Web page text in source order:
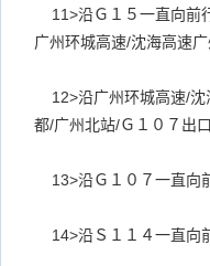
11>沿Ｇ１５一直向前
广州环城高速/沈海高速
12>沿广州环城高速/沈
都/广州北站/Ｇ１０７出
13>沿Ｇ１０７一直向
14>沿Ｓ１１４一直向